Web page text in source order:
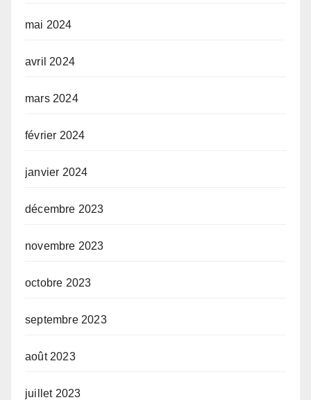
mai 2024
avril 2024
mars 2024
février 2024
janvier 2024
décembre 2023
novembre 2023
octobre 2023
septembre 2023
août 2023
juillet 2023